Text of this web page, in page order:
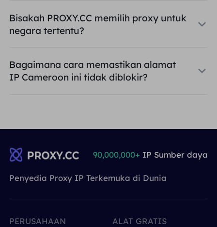
Bisakah PROXY.CC memilih proxy untuk
negara tertentu?
Bagaimana cara memastikan alamat
IP Cameroon ini tidak diblokir?
Penyedia Proxy IP Terkemuka di Dunia
90,000,000+ IP Sumber daya
PERUSAHAAN
ALAT GRATIS